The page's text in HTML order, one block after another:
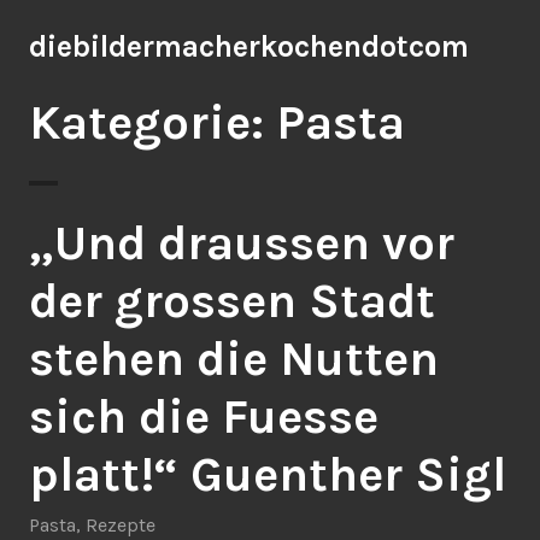
Inhalt
diebildermacherkochendotcom
Kategorie: Pasta
„Und draussen vor
der grossen Stadt
stehen die Nutten
sich die Fuesse
platt!“ Guenther Sigl
Pasta, Rezepte